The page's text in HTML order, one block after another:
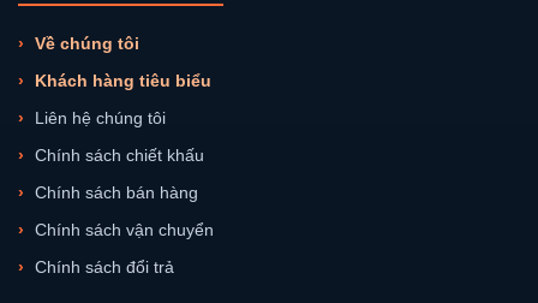
Về chúng tôi
Khách hàng tiêu biểu
Liên hệ chúng tôi
Chính sách chiết khấu
Chính sách bán hàng
Chính sách vận chuyển
Chính sách đổi trả